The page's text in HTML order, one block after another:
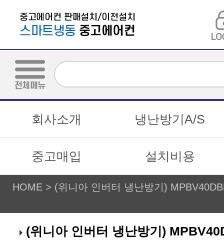
회사소개 냉난방기A/S
중고매입 설치비용
HOME >